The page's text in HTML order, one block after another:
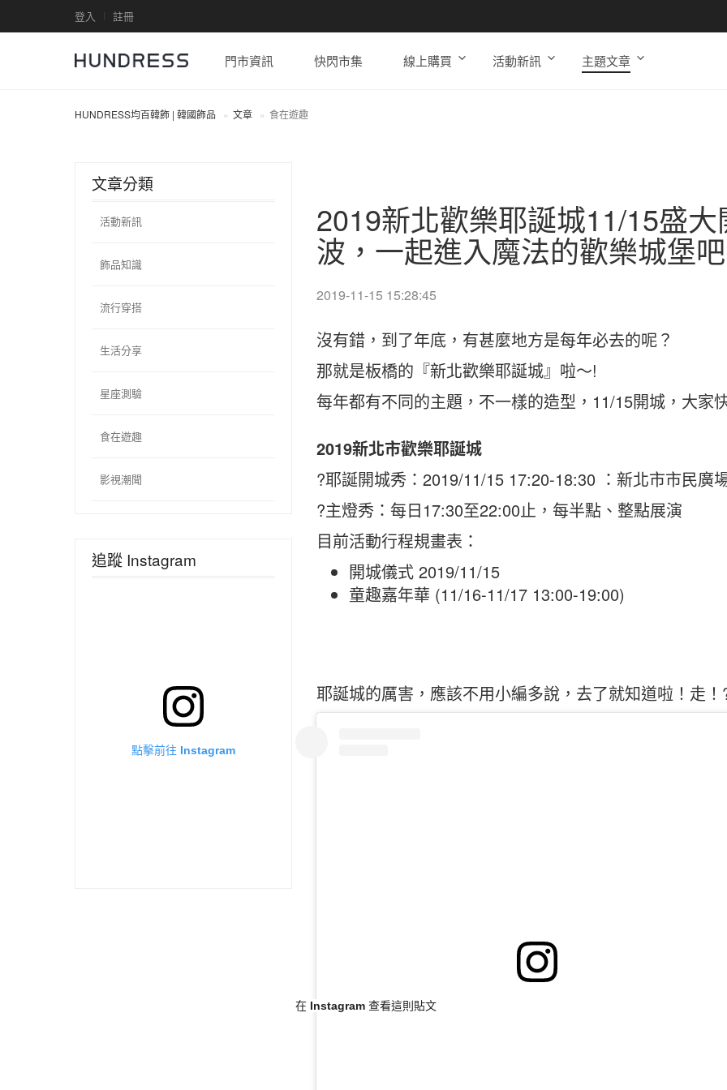
登入 註冊
門市資訊 快閃市集 線上購買 活動新訊 主題文章
HUNDRESS均百韓飾 | 韓國飾品 文章 食在遊趣
2019新北歡樂耶誕城11/15盛
波，一起進入魔法的歡樂城堡吧
2019-11-15 15:28:45
沒有錯，到了年底，有甚麼地方是每年必去的呢？
那就是板橋的『新北歡樂耶誕城』啦～!
每年都有不同的主題，不一樣的造型，11/15開城，大家
2019新北市歡樂耶誕城
?耶誕開城秀：2019/11/15 17:20-18:30 ：新北市市民廣
?主燈秀：每日17:30至22:00止，每半點、整點展演
目前活動行程規畫表：
開城儀式 2019/11/15
童趣嘉年華 (11/16-11/17 13:00-19:00)
耶誕城的厲害，應該不用小編多說，去了就知道啦！走！
在 Instagram 查看這則貼文
文章分類
活動新訊
飾品知識
流行穿搭
生活分享
星座測驗
食在遊趣
影視潮聞
追蹤 Instagram
點擊前往 Instagram